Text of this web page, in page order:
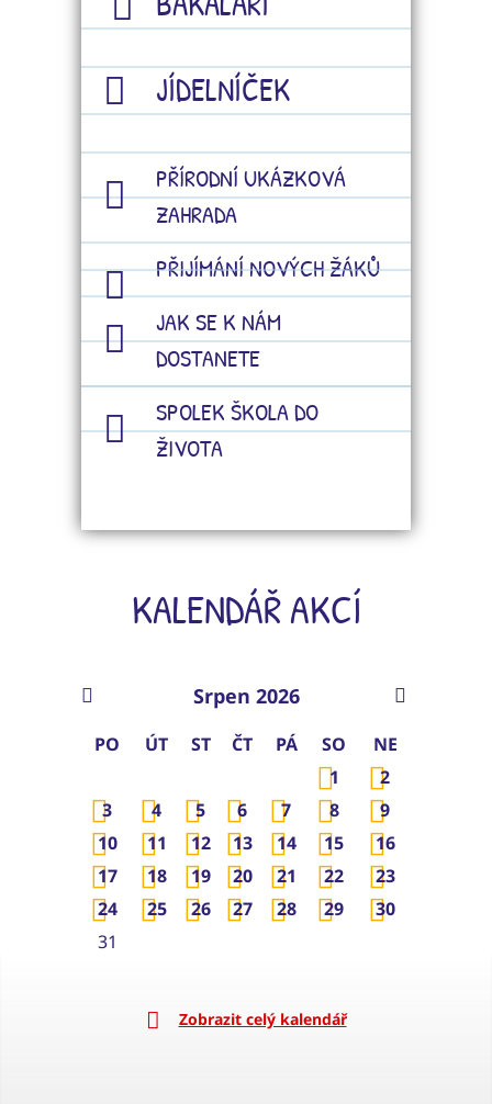
JÍDELNÍČEK
PŘÍRODNÍ UKÁZKOVÁ
ZAHRADA
PŘIJÍMÁNÍ NOVÝCH ŽÁKŮ
JAK SE K NÁM
DOSTANETE
SPOLEK ŠKOLA DO
ŽIVOTA
KALENDÁŘ AKCÍ
Srpen 2026
PO ÚT ST ČT PÁ SO
NE
1
2
3
4 5 6 7 8
9
10
11 12 13 14 15
16
17
18 19 20 21 22
23
24
25 26 27 28 29
30
31
Zobrazit celý kalendář